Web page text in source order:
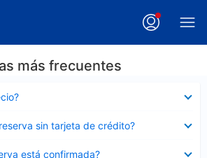
más frecuentes
sin tarjeta de crédito?
está confirmada?